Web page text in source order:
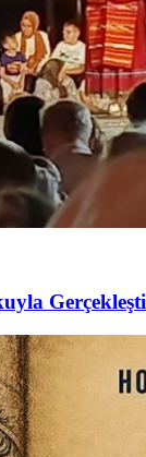
Gerçekleşti